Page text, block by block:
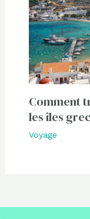
Comment
les îles
Voyage